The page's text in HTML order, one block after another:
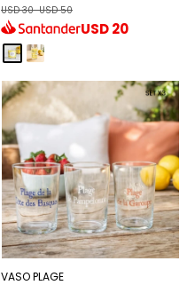
USD 30-USD 50
USD20
VASO PLAGE